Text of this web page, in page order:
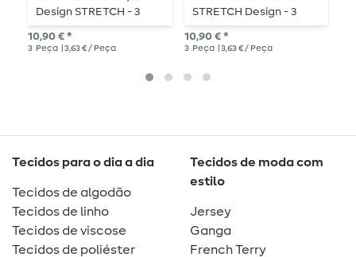
Design STRETCH - 3
peças - Calças de
ganga
10,90 € *
3 Peça | 3,63 € / Peça
STRETCH Design - 3
peças - nuvem/flash
10,90 € *
3 Peça | 3,63 € / Peça
Tecidos para o dia a dia
Tecidos de algodão
Tecidos de linho
Tecidos de viscose
Tecidos de poliéster
Tecidos de moda com
estilo
Jersey
Ganga
French Terry